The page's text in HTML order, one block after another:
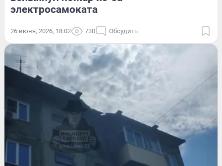
электросамоката
26 июня, 2026, 18:02 730 Обсудить